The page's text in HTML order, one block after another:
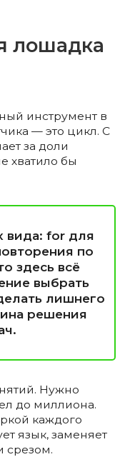
лошадка
инструмент в
— это цикл. С
за доли
хватило бы
вида: for для
по
здесь всё
выбрать
лишнего
решения
Нужно
до миллиона.
каждого
язык, заменяет
срезом.